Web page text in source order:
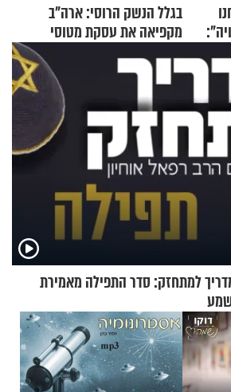
מרים
בגלל הנשק הרוסי: ארה"ב
מקפיאה את עסקת מטוסי
הקרב לטורקיה
למתחזק: סדר התפילה מאמירת